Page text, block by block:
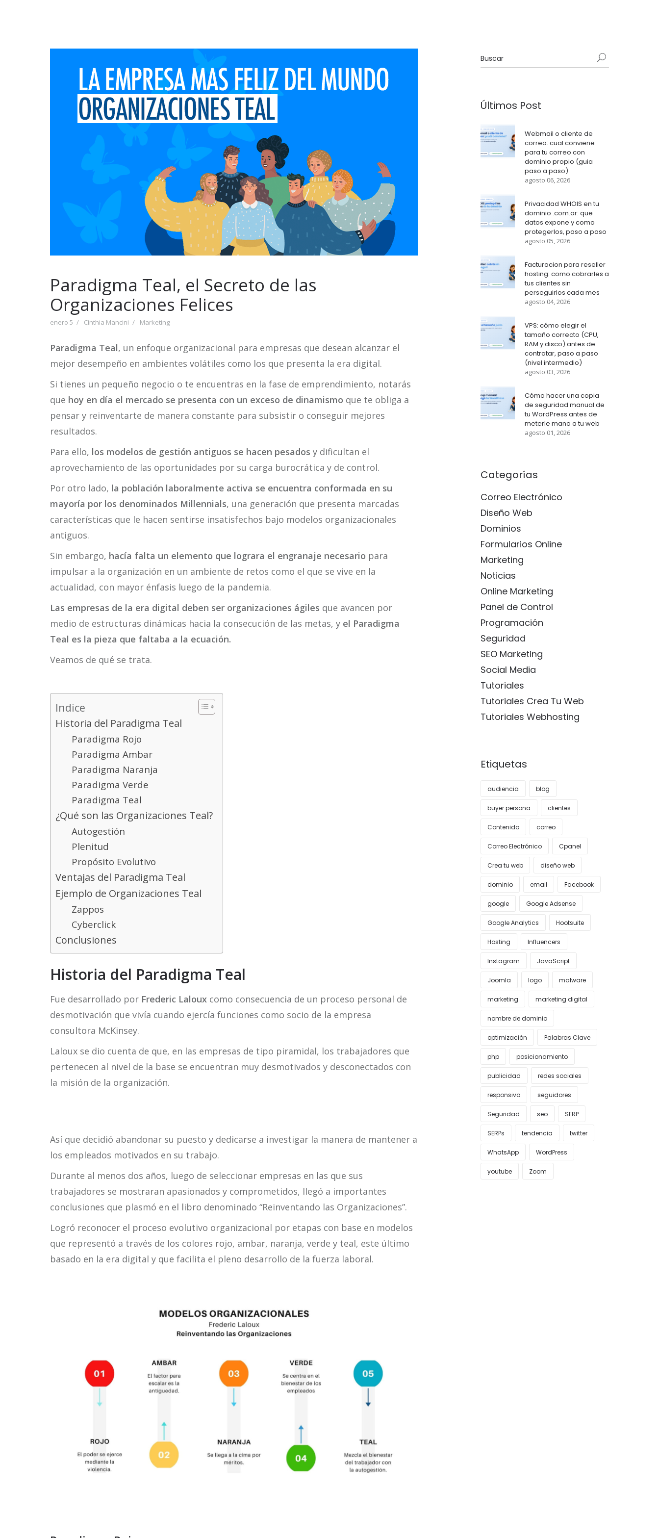
Paradigma Teal, el Secreto de las
Organizaciones Felices
enero 5 Cinthia Mancini Marketing
Paradigma Teal, un enfoque organizacional para empresas que desean alcanzar el
mejor desempeño en ambientes volátiles como los que presenta la era digital.
Si tienes un pequeño negocio o te encuentras en la fase de emprendimiento, notarás
que hoy en día el mercado se presenta con un exceso de dinamismo que te obliga a
pensar y reinventarte de manera constante para subsistir o conseguir mejores
resultados.
Para ello, los modelos de gestión antiguos se hacen pesados y dificultan el
aprovechamiento de las oportunidades por su carga burocrática y de control.
Por otro lado, la población laboralmente activa se encuentra conformada en su
mayoría por los denominados Millennials, una generación que presenta marcadas
características que le hacen sentirse insatisfechos bajo modelos organizacionales
antiguos.
Sin embargo, hacía falta un elemento que lograra el engranaje necesario para
impulsar a la organización en un ambiente de retos como el que se vive en la
actualidad, con mayor énfasis luego de la pandemia.
Las empresas de la era digital deben ser organizaciones ágiles que avancen por
medio de estructuras dinámicas hacia la consecución de las metas, y el Paradigma
Teal es la pieza que faltaba a la ecuación.
Veamos de qué se trata.
Indice
Historia del Paradigma Teal
Paradigma Rojo
Paradigma Ambar
Paradigma Naranja
Paradigma Verde
Paradigma Teal
¿Qué son las Organizaciones Teal?
Autogestión
Plenitud
Propósito Evolutivo
Ventajas del Paradigma Teal
Ejemplo de Organizaciones Teal
Zappos
Cyberclick
Conclusiones
Historia del Paradigma Teal
Fue desarrollado por Frederic Laloux como consecuencia de un proceso personal de
desmotivación que vivía cuando ejercía funciones como socio de la empresa
consultora McKinsey.
Laloux se dio cuenta de que, en las empresas de tipo piramidal, los trabajadores que
pertenecen al nivel de la base se encuentran muy desmotivados y desconectados con
la misión de la organización.
Así que decidió abandonar su puesto y dedicarse a investigar la manera de mantener a
los empleados motivados en su trabajo.
Durante al menos dos años, luego de seleccionar empresas en las que sus
trabajadores se mostraran apasionados y comprometidos, llegó a importantes
conclusiones que plasmó en el libro denominado “Reinventando las Organizaciones”.
Logró reconocer el proceso evolutivo organizacional por etapas con base en modelos
que representó a través de los colores rojo, ambar, naranja, verde y teal, este último
basado en la era digital y que facilita el pleno desarrollo de la fuerza laboral.
Últimos Post
Webmail o cliente de
correo: cual conviene
para tu correo con
dominio propio (guia
paso a paso)
agosto 06, 2026
Privacidad WHOIS en tu
dominio .com.ar: que
datos expone y como
protegerlos, paso a paso
agosto 05, 2026
Facturacion para reseller
hosting: como cobrarles a
tus clientes sin
perseguirlos cada mes
agosto 04, 2026
VPS: cómo elegir el
tamaño correcto (CPU,
RAM y disco) antes de
contratar, paso a paso
(nivel intermedio)
agosto 03, 2026
Cómo hacer una copia
de seguridad manual de
tu WordPress antes de
meterle mano a tu web
agosto 01, 2026
Categorías
Correo Electrónico
Diseño Web
Dominios
Formularios Online
Marketing
Noticias
Online Marketing
Panel de Control
Programación
Seguridad
SEO Marketing
Social Media
Tutoriales
Tutoriales Crea Tu Web
Tutoriales Webhosting
Etiquetas
audiencia blog
buyer persona clientes
Contenido correo
Correo Electrónico Cpanel
Crea tu web diseño web
dominio email Facebook
google Google Adsense
Google Analytics Hootsuite
Hosting Influencers
Instagram JavaScript
Joomla logo malware
marketing marketing digital
nombre de dominio
optimización Palabras Clave
php posicionamiento
publicidad redes sociales
responsivo seguidores
Seguridad seo SERP
SERPs tendencia twitter
WhatsApp WordPress
youtube Zoom